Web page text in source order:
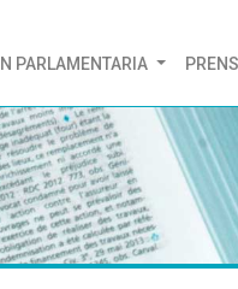
PARLAMENTARIA